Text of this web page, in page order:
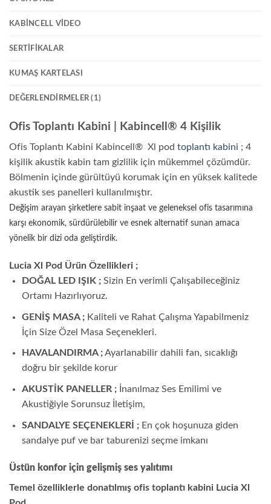
KABINCELL VIDEO
SERTIFIKALAR
KUMAŞ KARTELASI
DEĞERLENDIRMELER (1)
Ofis Toplantı Kabini | Kabincell® 4 Kişilik
Ofis Toplantı Kabini Kabincell® Xl pod toplantı kabini ; 4
kişilik akustik kabin tam gizlilik için mükemmel çözümdür.
Bölmenin içinde gürültüyü korumak için en yüksek kalitede
akustik ses panelleri kullanılmıştır.
Değişim arayan şirketlere sabit inşaat ve geleneksel ofis tasarımına
karşı ekonomik, sürdürülebilir ve esnek alternatif sunan amaca
yönelik bir dizi oda geliştirdik.
Lucia Xl Pod Ürün Özellikleri ;
DOĞAL LED IŞIK ;Sizin En verimli Çalışabileceğiniz
Ortamı Hazırlıyoruz.
GENİŞ MASA ;Kaliteli ve Rahat Çalışma Yapabilmeniz
İçin Size Özel Masa Seçenekleri.
HAVALANDIRMA ;Ayarlanabilir dahili fan, sıcaklığı
doğru bir şekilde korur
AKUSTİK PANELLER ;İnanılmaz Ses Emilimi ve
Akustiğiyle Sorunsuz İletişim,
SANDALYE SEÇENEKLERİ ;En çok hoşunuza giden
sandalye puf ve bar taburenizi seçme imkanı
Üstün konfor için gelişmiş ses yalıtımı
Temel özelliklerle donatılmış ofis toplantı kabini Lucia Xl